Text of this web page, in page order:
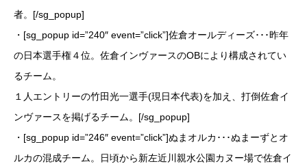
者。[/sg_popup]
・[sg_popup id=”240″ event=”click”]佐倉オールディーズ･･･昨年
の日本選手権４位。佐倉インヴァースのOBにより構成されてい
るチーム。
１人エントリーの竹田光一選手(現日本代表)を加え、打倒佐倉イ
ンヴァースを掲げるチーム。[/sg_popup]
・[sg_popup id=”246″ event=”click”]ぬまオルカ･･･ぬまーずとオ
ルカの混成チーム。日頃から新左近川親水公園カヌー場で佐倉イ